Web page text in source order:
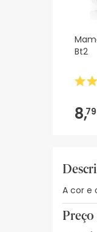
Bt2
8,
A cor e